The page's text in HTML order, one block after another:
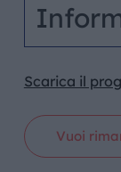
Scarica il
Vuoi